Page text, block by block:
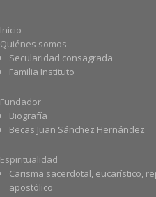
Inicio
Quiénes somos
Secularidad consagrada
Familia Instituto
Fundador
Biografía
Becas Juan Sánchez Hernández
Espiritualidad
Carisma sacerdotal, eucarístico,
apostólico